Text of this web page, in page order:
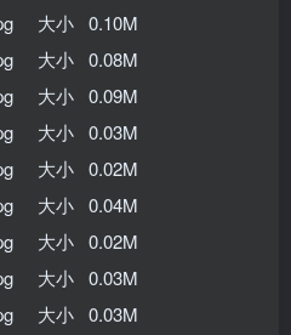
大小 0.10M
大小 0.08M
大小 0.09M
大小 0.03M
大小 0.02M
大小 0.04M
大小 0.02M
大小 0.03M
大小 0.03M